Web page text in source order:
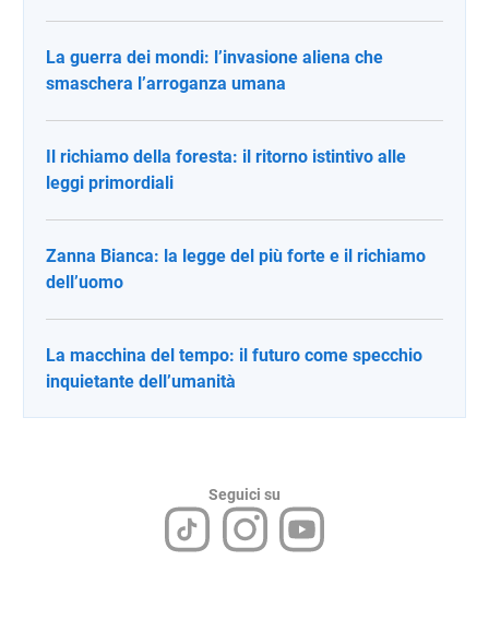
La guerra dei mondi: l’invasione aliena che
smaschera l’arroganza umana
Il richiamo della foresta: il ritorno istintivo alle
leggi primordiali
Zanna Bianca: la legge del più forte e il richiamo
dell’uomo
La macchina del tempo: il futuro come specchio
inquietante dell’umanità
Seguici su